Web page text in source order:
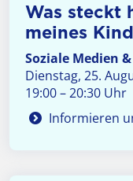
Was steckt
meines
Soziale Medien
Dienstag, 25.
19:00 – 20:30 Uhr
Informieren